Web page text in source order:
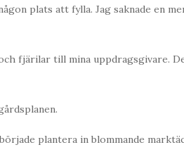
plats att fylla. Jag saknade en
fjärilar till mina uppdragsgivare.
plantera in blommande